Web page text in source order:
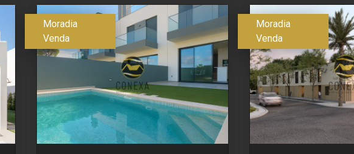
Moradia
Venda
Moradia
Venda